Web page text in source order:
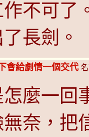
不可了
長劍。
會給劇情一個交代
怎麼一回
奈，把